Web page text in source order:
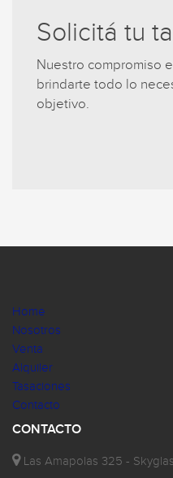
Solicitá tu
Nuestro compromiso
brindarte todo lo
objetivo.
Home
Nosotros
Venta
Alquiler
Tasaciones
Contacto
CONTACTO
Las Amapolas 325 -